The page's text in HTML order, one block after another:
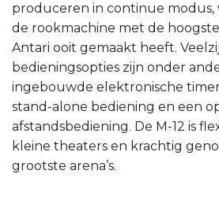
produceren in continue modus,
de rookmachine met de
Antari ooit gemaakt heeft.
bedieningsopties zijn onder
ingebouwde elektronische
stand-alone bediening en een
afstandsbediening. De M-12 is
kleine theaters en krachtig
grootste arena’s.